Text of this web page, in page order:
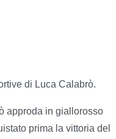
di Luca Calabrò.
approda in giallorosso
prima la vittoria del